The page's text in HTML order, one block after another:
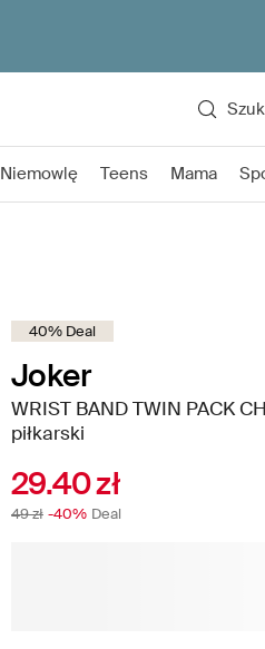
Niemowlę Teens Mama
40% Deal
Joker
WRIST BAND TWIN PACK
piłkarski
29.40 zł
49 zł -40% Deal